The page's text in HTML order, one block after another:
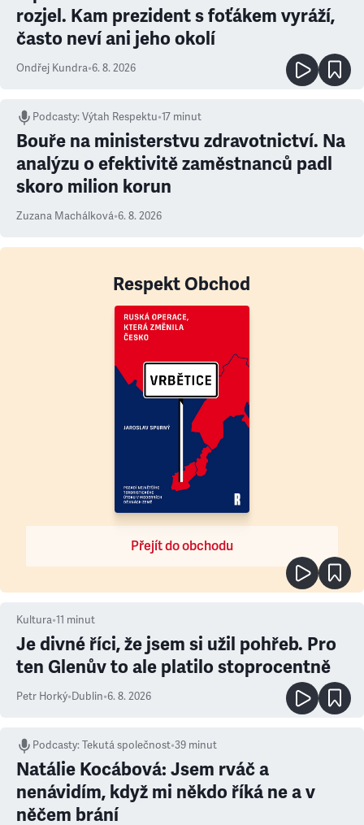
rozjel. Kam prezident s foťákem vyráží,
často neví ani jeho okolí
Ondřej Kundra•6. 8. 2026
Podcasty:Výtah Respektu•17 minut
Bouře na ministerstvu zdravotnictví. Na
analýzu o efektivitě zaměstnanců padl
skoro milion korun
Zuzana Machálková•6. 8. 2026
Respekt Obchod
Přejít do obchodu
Kultura•11 minut
Je divné říci, že jsem si užil pohřeb. Pro
ten Glenův to ale platilo stoprocentně
Petr Horký•Dublin•6. 8. 2026
Podcasty:Tekutá společnost•39 minut
Natálie Kocábová: Jsem rváč a
nenávidím, když mi někdo říká ne a v
něčem brání